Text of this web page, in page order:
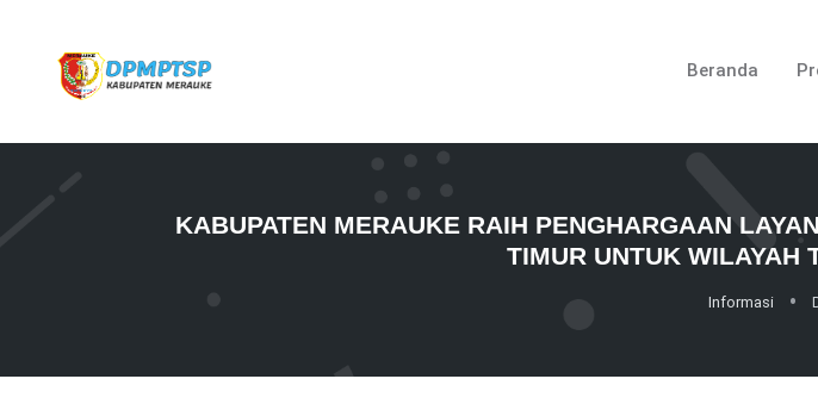
Beranda
KABUPATEN MERAUKE RAIH PENGHARGAAN
TIMUR UNTUK WILAYAH
Informasi